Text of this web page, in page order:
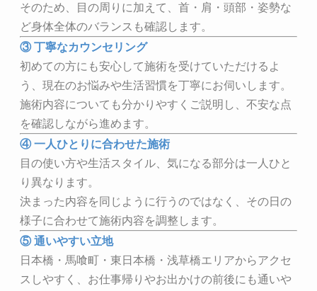
そのため、目の周りに加えて、首・肩・頭部・姿勢な
ど身体全体のバランスも確認します。
③ 丁寧なカウンセリング
初めての方にも安心して施術を受けていただけるよ
う、現在のお悩みや生活習慣を丁寧にお伺いします。
施術内容についても分かりやすくご説明し、不安な点
を確認しながら進めます。
④ 一人ひとりに合わせた施術
目の使い方や生活スタイル、気になる部分は一人ひと
り異なります。
決まった内容を同じように行うのではなく、その日の
様子に合わせて施術内容を調整します。
⑤ 通いやすい立地
日本橋・馬喰町・東日本橋・浅草橋エリアからアクセ
スしやすく、お仕事帰りやお出かけの前後にも通いや